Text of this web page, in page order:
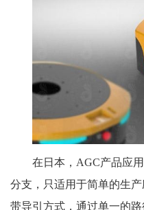
在日本，AGC产品应
分支，只适用于简单的生
带导引方式，通过单一的